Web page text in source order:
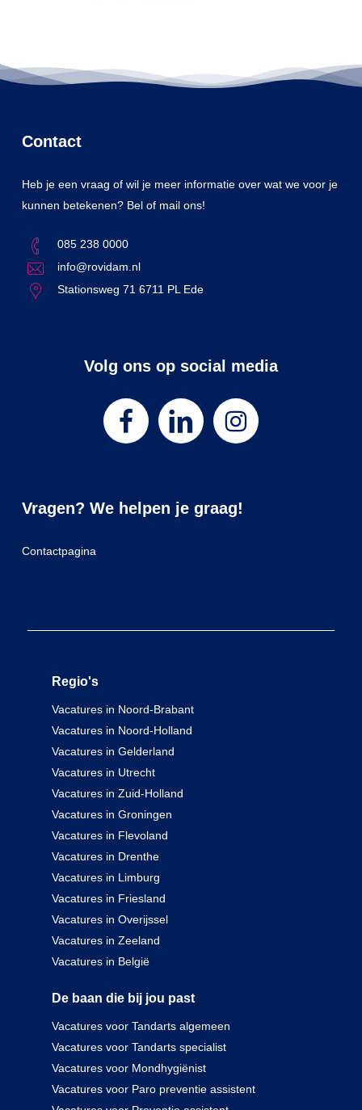
Contact
Heb je een vraag of wil je meer informatie over wat we voor je
kunnen betekenen? Bel of mail ons!
085 238 0000
info@rovidam.nl
Stationsweg 71 6711 PL Ede
Volg ons op social media
Vragen? We helpen je graag!
Contactpagina
Regio's
Vacatures in Noord-Brabant
Vacatures in Noord-Holland
Vacatures in Gelderland
Vacatures in Utrecht
Vacatures in Zuid-Holland
Vacatures in Groningen
Vacatures in Flevoland
Vacatures in Drenthe
Vacatures in Limburg
Vacatures in Friesland
Vacatures in Overijssel
Vacatures in Zeeland
Vacatures in België
De baan die bij jou past
Vacatures voor Tandarts algemeen
Vacatures voor Tandarts specialist
Vacatures voor Mondhygiënist
Vacatures voor Paro preventie assistent